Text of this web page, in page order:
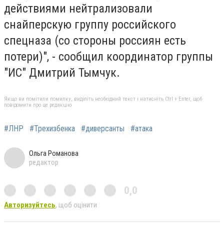
действиями нейтрализовали
снайперскую группу российского
спецназа (со стороны россиян есть
потери)", - сообщил координатор группы
"ИС" Дмитрий Тымчук.
Якщо ви помітили помилку, виділіть необхідний текст і натисніть Ctrl + Enter, щоб
повідомити про це редакцію
#ЛНР #Трехизбенка #диверсанты #атака
Ольга Романова
редактор
0,0
Авторизуйтесь, щоб оцінити